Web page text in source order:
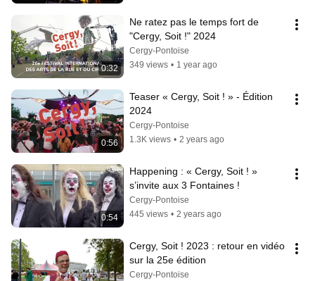
0:32
Ne ratez pas le temps fort de
"Cergy, Soit !" 2024
Cergy-Pontoise
349 views • 1 year ago
0:56
Teaser « Cergy, Soit ! » - Édition
2024
Cergy-Pontoise
1.3K views • 2 years ago
0:54
Happening : « Cergy, Soit ! »
s’invite aux 3 Fontaines !
Cergy-Pontoise
445 views • 2 years ago
Cergy, Soit ! 2023 : retour en vidéo
sur la 25e édition
Cergy-Pontoise